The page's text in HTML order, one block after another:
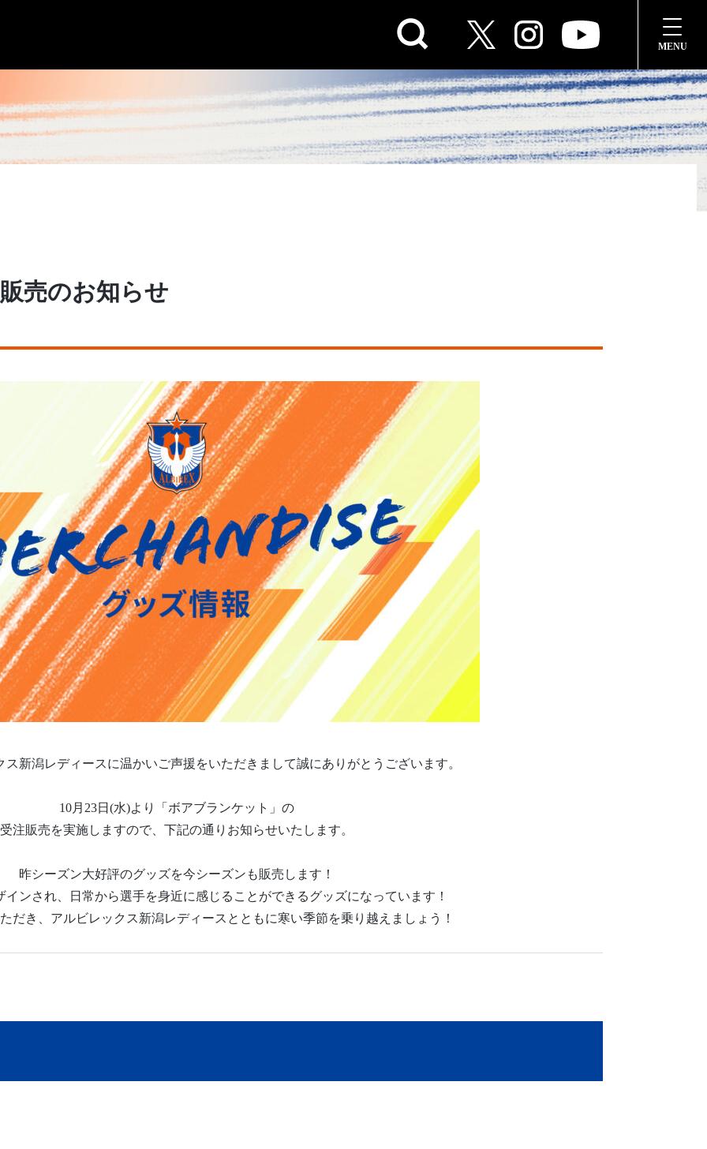
売のお知らせ
ス新潟レディースに温かいご声援をいただきまして誠にありがとうございます。
10月23日(水)より「ボアブランケット」の
受注販売を実施しますので、下記の通りお知らせいたします。
昨シーズン大好評のグッズを今シーズンも販売します！
インされ、日常から選手を身近に感じることができるグッズになっています！
だき、アルビレックス新潟レディースとともに寒い季節を乗り越えましょう！